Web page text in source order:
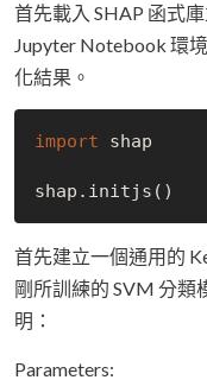
首先載入 SHAP 函式
Jupyter Notebook 環
化結果。
import shap
首先建立一個通用的
剛所訓練的 SVM 分
明：
Parameters: